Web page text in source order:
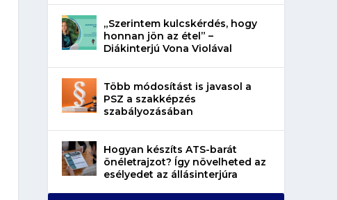
„Szerintem kulcskérdés, hogy
honnan jön az étel” –
Diákinterjú Vona Violával
Több módosítást is javasol a
PSZ a szakképzés
szabályozásában
Hogyan készíts ATS-barát
önéletrajzot? Így növelheted az
esélyedet az állásinterjúra